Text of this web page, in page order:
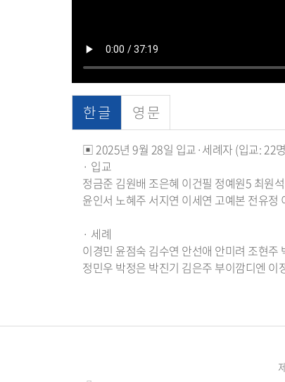
한 글 영 문
▣ 2025년 9월 28일 입교·세례자 (입교: 22
· 입교
정금준 김원배 조은혜 이건필 정예원5 최원
윤인서 노혜주 서지연 이세연 고예본 전유
· 세례
이경민 윤점숙 김수연 안선애 안미려 조현
정민우 박정은 박진기 김은주 부이깜디엔